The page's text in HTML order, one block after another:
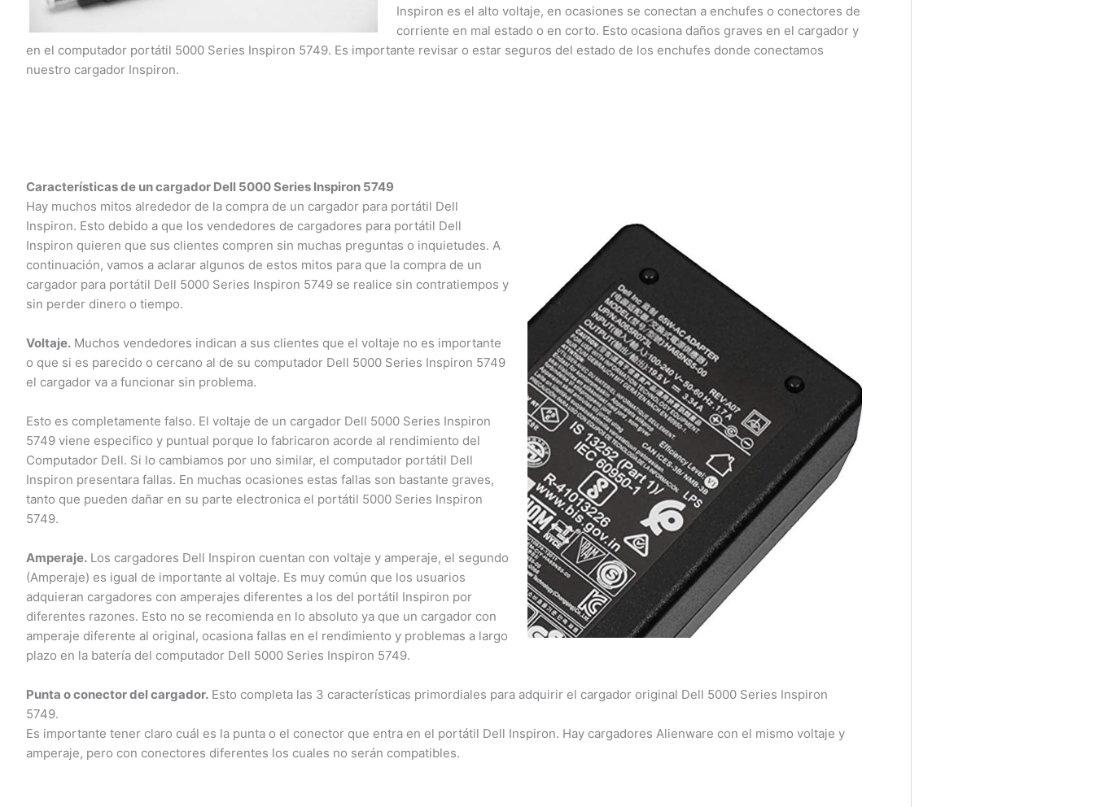
Inspiron es el alto voltaje, en ocasiones se conectan a enchufes o conectores de
corriente en mal estado o en corto. Esto ocasiona daños graves en el cargador y
en el computador portátil 5000 Series Inspiron 5749. Es importante revisar o estar seguros del estado de los enchufes donde conectamos
nuestro cargador Inspiron.
Características de un cargador Dell 5000 Series Inspiron 5749
Hay muchos mitos alrededor de la compra de un cargador para portátil Dell
Inspiron. Esto debido a que los vendedores de cargadores para portátil Dell
Inspiron quieren que sus clientes compren sin muchas preguntas o inquietudes. A
continuación, vamos a aclarar algunos de estos mitos para que la compra de un
cargador para portátil Dell 5000 Series Inspiron 5749 se realice sin contratiempos y
sin perder dinero o tiempo.
Voltaje.Muchos vendedores indican a sus clientes que el voltaje no es importante
o que si es parecido o cercano al de su computador Dell 5000 Series Inspiron 5749
el cargador va a funcionar sin problema.
Esto es completamente falso. El voltaje de un cargador Dell 5000 Series Inspiron
5749 viene especifico y puntual porque lo fabricaron acorde al rendimiento del
Computador Dell. Si lo cambiamos por uno similar, el computador portátil Dell
Inspiron presentara fallas. En muchas ocasiones estas fallas son bastante graves,
tanto que pueden dañar en su parte electronica el portátil 5000 Series Inspiron
5749.
Amperaje.Los cargadores Dell Inspiron cuentan con voltaje y amperaje, el segundo
(Amperaje) es igual de importante al voltaje. Es muy común que los usuarios
adquieran cargadores con amperajes diferentes a los del portátil Inspiron por
diferentes razones. Esto no se recomienda en lo absoluto ya que un cargador con
amperaje diferente al original, ocasiona fallas en el rendimiento y problemas a largo
plazo en la batería del computador Dell 5000 Series Inspiron 5749.
Punta o conector del cargador.Esto completa las 3 características primordiales para adquirir el cargador original Dell 5000 Series Inspiron
5749.
Es importante tener claro cuál es la punta o el conector que entra en el portátil Dell Inspiron. Hay cargadores Alienware con el mismo voltaje y
amperaje, pero con conectores diferentes los cuales no serán compatibles.
¿Necesitas un experto?
Comunícate con nosotros
3009124335